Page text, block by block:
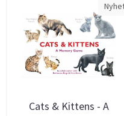
Cats & Kittens - A